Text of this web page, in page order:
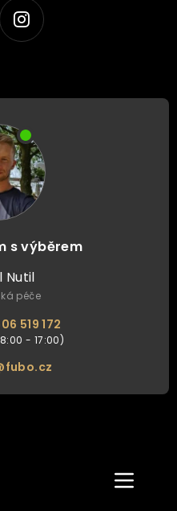
s výběrem
Nutil
péče
519 172
Zobrazit/
menu